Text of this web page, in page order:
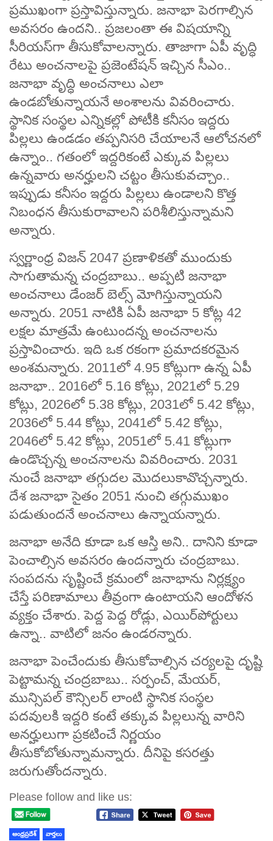
ప్రముఖంగా ప్రస్తావిస్తున్నారు. జనాభా పెరగాల్సిన
అవసరం ఉందని.. ప్రజలంతా ఈ విషయాన్ని
సీరియస్‌గా తీసుకోవాలన్నారు. తాజాగా ఏపీ వృద్ధి
రేటు అంచనాలపై ప్రజెంటేషన్ ఇచ్చిన సీఎం..
జనాభా వృద్ధి అంచనాలు ఎలా
ఉండబోతున్నాయనే అంశాలను వివరించారు.
స్థానిక సంస్థల ఎన్నికల్లో పోటీకి కనీసం ఇద్దరు
పిల్లలు ఉండడం తప్పనిసరి చేయాలనే ఆలోచనలో
ఉన్నాం.. గతంలో ఇద్దరికంటే ఎక్కువ పిల్లలు
ఉన్నవారు అనర్హులని చట్టం తీసుకువచ్చాం..
ఇప్పుడు కనీసం ఇద్దరు పిల్లలు ఉండాలని కొత్త
నిబంధన తీసుకురావాలని పరిశీలిస్తున్నామని
అన్నారు.
స్వర్ణాంధ్ర విజన్ 2047 ప్రణాళికతో ముందుకు
సాగుతామన్న చంద్రబాబు.. అప్పటి జనాభా
అంచనాలు డేంజర్ బెల్స్ మోగిస్తున్నాయని
అన్నారు. 2051 నాటికి ఏపీ జనాభా 5 కోట్ల 42
లక్షల మాత్రమే ఉంటుందన్న అంచనాలను
ప్రస్తావించారు. ఇది ఒక రకంగా ప్రమాదకరమైన
అంశమన్నారు. 2011లో 4.95 కోట్లుగా ఉన్న ఏపీ
జనాభా.. 2016లో 5.16 కోట్లు, 2021లో 5.29
కోట్లు, 2026లో 5.38 కోట్లు, 2031లో 5.42 కోట్లు,
2036లో 5.44 కోట్లు, 2041లో 5.42 కోట్లు,
2046లో 5.42 కోట్లు, 2051లో 5.41 కోట్లుగా
ఉండొచ్చన్న అంచనాలను వివరించారు. 2031
నుంచే జనాభా తగ్గుదల మొదలుకావొచ్చన్నారు.
దేశ జనాభా సైతం 2051 నుంచి తగ్గుముఖం
పడుతుందనే అంచనాలు ఉన్నాయన్నారు.
జనాభా అనేది కూడా ఒక ఆస్తి అని.. దానిని కూడా
పెంచాల్సిన అవసరం ఉందన్నారు చంద్రబాబు.
సంపదను సృష్టించే క్రమంలో జనాభాను నిర్లక్ష్యం
చేస్తే పరిణామాలు తీవ్రంగా ఉంటాయని ఆందోళన
వ్యక్తం చేశారు. పెద్ద పెద్ద రోడ్లు, ఎయిర్‌పోర్టులు
ఉన్నా.. వాటిలో జనం ఉండరన్నారు.
జనాభా పెంచేందుకు తీసుకోవాల్సిన చర్యలపై దృష్టి
పెట్టామన్న చంద్రబాబు.. సర్పంచ్, మేయర్,
మున్సిపల్ కౌన్సిలర్ లాంటి స్థానిక సంస్థల
పదవులకి ఇద్దరి కంటే తక్కువ పిల్లలున్న వారిని
అనర్హులుగా ప్రకటించే నిర్ణయం
తీసుకోబోతున్నామన్నారు. దీనిపై కసరత్తు
జరుగుతోందన్నారు.
Please follow and like us:
ఆంధ్రప్రదేశ్ వార్తలు